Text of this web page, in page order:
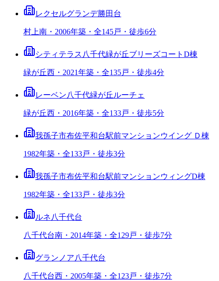
レクセルグランデ勝田台
村上南・2006年築・全145戸・徒歩6分
シティテラス八千代緑が丘ブリーズコートD棟
緑が丘西・2021年築・全135戸・徒歩4分
レーベン八千代緑が丘ルーチェ
緑が丘西・2016年築・全133戸・徒歩5分
我孫子市布佐平和台駅前マンションウイング Ｄ棟
1982年築・全133戸・徒歩3分
我孫子市布佐平和台駅前マンションウィングD棟
1982年築・全133戸・徒歩3分
ルネ八千代台
八千代台南・2014年築・全129戸・徒歩7分
グランノア八千代台
八千代台西・2005年築・全123戸・徒歩7分